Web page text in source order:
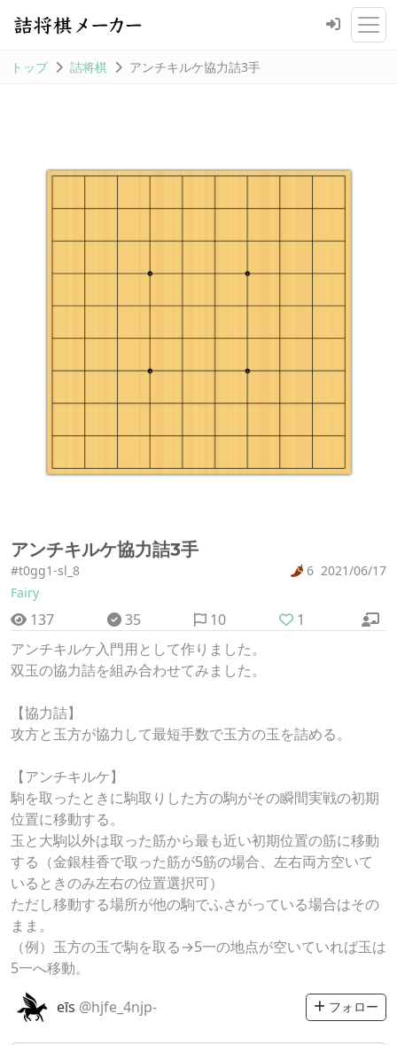
トップ 詰将棋 アンチキルケ協力詰3手
アンチキルケ協力詰3手
#t0gg1-sl_8 6 2021/06/17
Fairy
137 35 10
1
アンチキルケ入門用として作りました。
双玉の協力詰を組み合わせてみました。
【協力詰】
攻方と玉方が協力して最短手数で玉方の玉を詰める。
【アンチキルケ】
駒を取ったときに駒取りした方の駒がその瞬間実戦の初期
位置に移動する。
玉と大駒以外は取った筋から最も近い初期位置の筋に移動
する（金銀桂香で取った筋が5筋の場合、左右両方空いて
いるときのみ左右の位置選択可）
ただし移動する場所が他の駒でふさがっている場合はその
まま。
（例）玉方の玉で駒を取る→5一の地点が空いていれば玉は
5一へ移動。
eīs @hjfe_4njp- フォロー